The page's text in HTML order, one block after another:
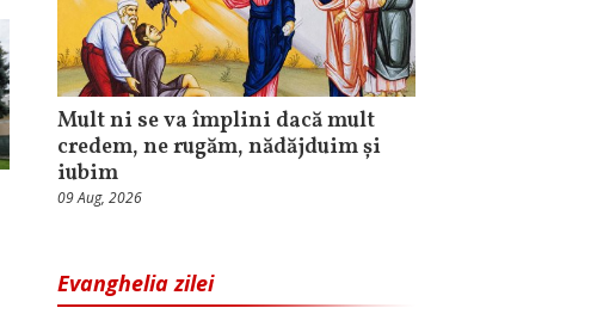
Mult ni se va împlini dacă mult
credem, ne rugăm, nădăjduim și
iubim
09 Aug, 2026
Evanghelia zilei